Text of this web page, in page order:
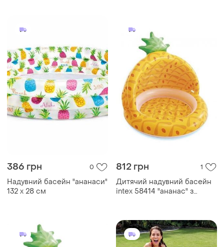
386 грн 0
Надувний басейн "ананаси"
132 х 28 см
812 грн 1
Дитячий надувний басейн
intex 58414 "ананас" з